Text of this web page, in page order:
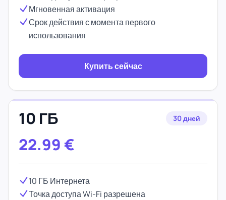
Мгновенная активация
Срок действия с момента первого
использования
Купить сейчас
10 ГБ 30 дней
22.99 €
10 ГБ Интернета
Точка доступа Wi-Fi разрешена